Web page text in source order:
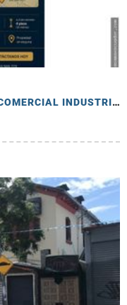
VENDO EN CALDERON PROPIEDAD COMERCIAL INDUSTRIAL CERCA PANAMERICANA